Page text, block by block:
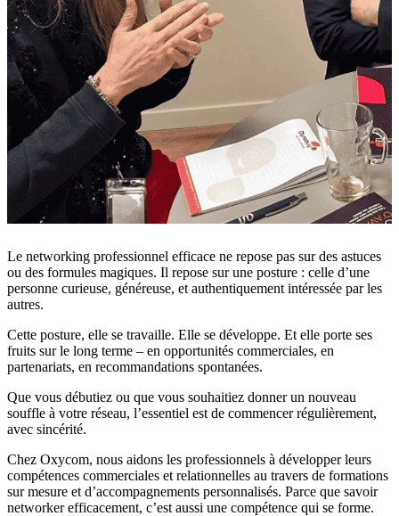
Le networking professionnel efficace ne repose pas sur des astuces
ou des formules magiques. Il repose sur une posture : celle d’une
personne curieuse, généreuse, et authentiquement intéressée par les
autres.
Cette posture, elle se travaille. Elle se développe. Et elle porte ses
fruits sur le long terme – en opportunités commerciales, en
partenariats, en recommandations spontanées.
Que vous débutiez ou que vous souhaitiez donner un nouveau
souffle à votre réseau, l’essentiel est de commencer régulièrement,
avec sincérité.
Chez Oxycom, nous aidons les professionnels à développer leurs
compétences commerciales et relationnelles au travers de formations
sur mesure et d’accompagnements personnalisés. Parce que savoir
networker efficacement, c’est aussi une compétence qui se forme.